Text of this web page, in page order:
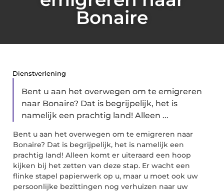
Bonaire
Dienstverlening
Bent u aan het overwegen om te emigreren
naar Bonaire? Dat is begrijpelijk, het is
namelijk een prachtig land! Alleen ...
Bent u aan het overwegen om te emigreren naar
Bonaire? Dat is begrijpelijk, het is namelijk een
prachtig land! Alleen komt er uiteraard een hoop
kijken bij het zetten van deze stap. Er wacht een
flinke stapel papierwerk op u, maar u moet ook uw
persoonlijke bezittingen nog verhuizen naar uw